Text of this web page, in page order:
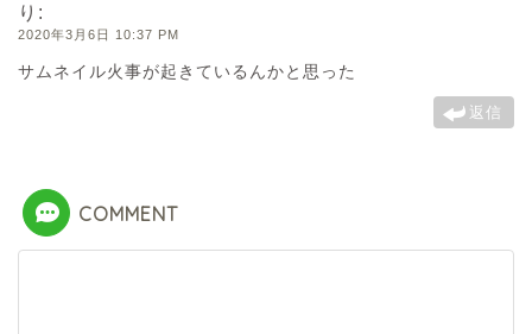
り:
2020年3月6日 10:37 PM
サムネイル火事が起きているんかと思った
返信
COMMENT